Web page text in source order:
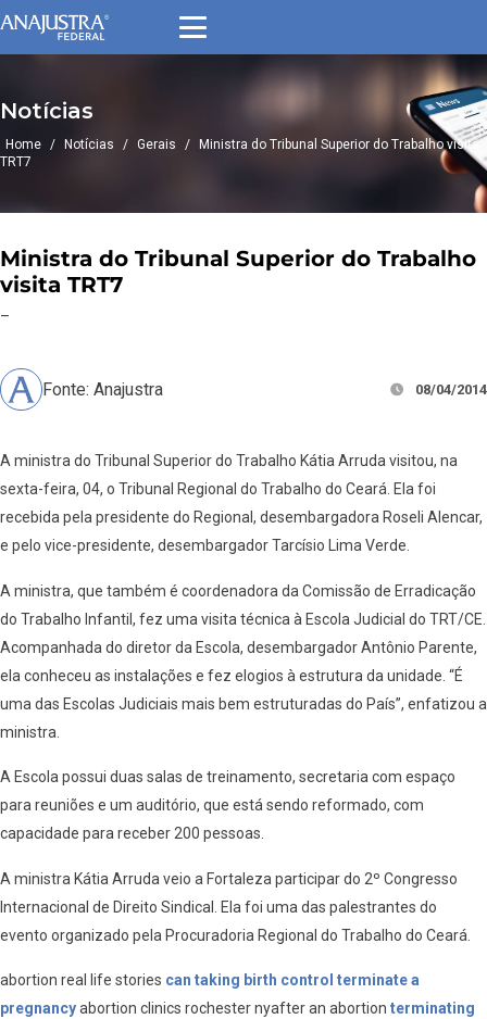
Notícias
Home / Notícias / Gerais /
Ministra do Tribunal Superior do Trabalho visita
TRT7
Ministra do Tribunal Superior do Trabalho
visita TRT7
–
Fonte: Anajustra 08/04/2014
A ministra do Tribunal Superior do Trabalho Kátia Arruda visitou, na
sexta-feira, 04, o Tribunal Regional do Trabalho do Ceará. Ela foi
recebida pela presidente do Regional, desembargadora Roseli Alencar,
e pelo vice-presidente, desembargador Tarcísio Lima Verde.
A ministra, que também é coordenadora da Comissão de Erradicação
do Trabalho Infantil, fez uma visita técnica à Escola Judicial do TRT/CE.
Acompanhada do diretor da Escola, desembargador Antônio Parente,
ela conheceu as instalações e fez elogios à estrutura da unidade. “É
uma das Escolas Judiciais mais bem estruturadas do País”, enfatizou a
ministra.
A Escola possui duas salas de treinamento, secretaria com espaço
para reuniões e um auditório, que está sendo reformado, com
capacidade para receber 200 pessoas.
A ministra Kátia Arruda veio a Fortaleza participar do 2º Congresso
Internacional de Direito Sindical. Ela foi uma das palestrantes do
evento organizado pela Procuradoria Regional do Trabalho do Ceará.
abortion real life stories can taking birth control terminate a
pregnancyabortion clinics rochester nyafter an abortion terminating